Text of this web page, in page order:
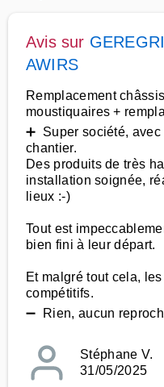
Avis sur GEREGRI
AWIRS
Remplacement
moustiquaires +
➕ Super société,
chantier.
Des produits de très
installation soignée,
lieux :-)
Tout est
bien fini à leur départ.
Et malgré tout cela,
compétitifs.
➖ Rien, aucun
Stéphane V.
31/05/2025